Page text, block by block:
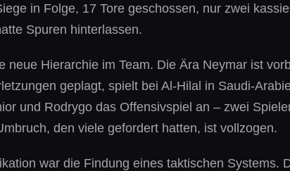
in Folge, 17 Tore geschossen, nur zwei
Spuren hinterlassen.
neue Hierarchie im Team. Die Ära Neymar ist
geplagt, spielt bei Al-Hilal in Saudi-
und Rodrygo das Offensivspiel an – zwei
den viele gefordert hatten, ist vollzogen.
war die Findung eines taktischen Systems.